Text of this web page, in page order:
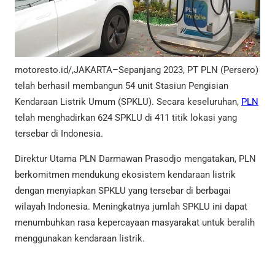
motoresto.id/,JAKARTA–Sepanjang 2023, PT PLN (Persero)
telah berhasil membangun 54 unit Stasiun Pengisian
Kendaraan Listrik Umum (SPKLU). Secara keseluruhan, PLN
telah menghadirkan 624 SPKLU di 411 titik lokasi yang
tersebar di Indonesia.
Direktur Utama PLN Darmawan Prasodjo mengatakan, PLN
berkomitmen mendukung ekosistem kendaraan listrik
dengan menyiapkan SPKLU yang tersebar di berbagai
wilayah Indonesia. Meningkatnya jumlah SPKLU ini dapat
menumbuhkan rasa kepercayaan masyarakat untuk beralih
menggunakan kendaraan listrik.